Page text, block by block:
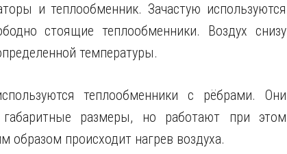
и теплообменник. Зачастую используются
стоящие теплообменники. Воздух снизу
температуры.
теплообменники с рёбрами. Они
размеры, но работают при этом
происходит нагрев воздуха.